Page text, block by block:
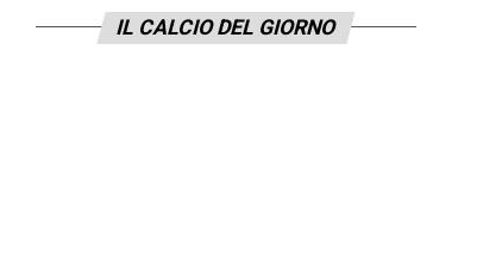
IL CALCIO DEL GIORNO